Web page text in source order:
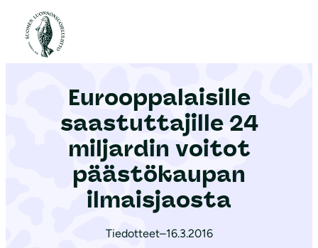
Etusivu
Eurooppalaisille
saastuttajille 24
miljardin voitot
päästökaupan
ilmaisjaosta
Tiedotteet–16.3.2016